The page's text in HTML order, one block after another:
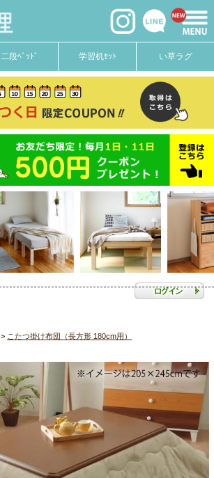
二段ﾍﾞｯﾄﾞ 学習机ｾｯﾄ い草ラグ
こたつ掛け布団（長方形 180cm用）